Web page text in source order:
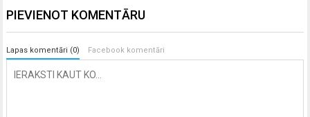
PIEVIENOT KOMENTĀRU
Lapas komentāri (0) Facebook komentāri